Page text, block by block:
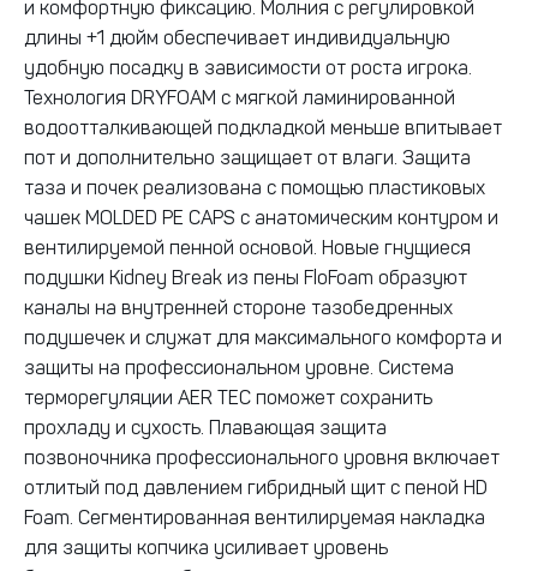
и комфортную фиксацию. Молния с регулировкой
длины +1 дюйм обеспечивает индивидуальную
удобную посадку в зависимости от роста игрока.
Технология DRYFOAM с мягкой ламинированной
водоотталкивающей подкладкой меньше впитывает
пот и дополнительно защищает от влаги. Защита
таза и почек реализована с помощью пластиковых
чашек MOLDED PE CAPS с анатомическим контуром и
вентилируемой пенной основой. Новые гнущиеся
подушки Kidney Break из пены FloFoam образуют
каналы на внутренней стороне тазобедренных
подушечек и служат для максимального комфорта и
защиты на профессиональном уровне. Система
терморегуляции AER TEC поможет сохранить
прохладу и сухость. Плавающая защита
позвоночника профессионального уровня включает
отлитый под давлением гибридный щит с пеной HD
Foam. Сегментированная вентилируемая накладка
для защиты копчика усиливает уровень